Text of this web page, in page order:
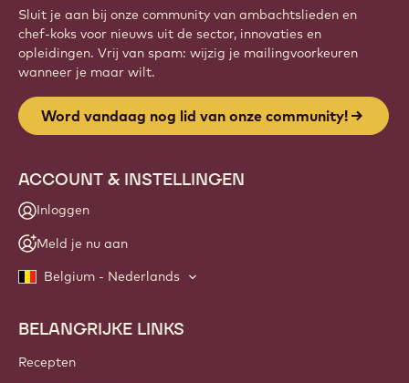
Sluit je aan bij onze community van ambachtslieden en
chef-koks voor nieuws uit de sector, innovaties en
opleidingen. Vrij van spam: wijzig je mailingvoorkeuren
wanneer je maar wilt.
Word vandaag nog lid van onze community!
ACCOUNT & INSTELLINGEN
Inloggen
Meld je nu aan
Belgium - Nederlands
Footer
Callebaut
BELANGRIJKE LINKS
Recepten